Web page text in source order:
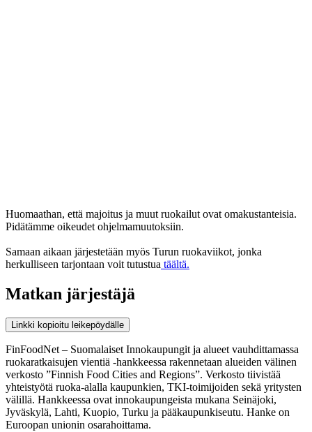
Huomaathan, että majoitus ja muut ruokailut ovat omakustanteisia.
Pidätämme oikeudet ohjelmamuutoksiin.
Samaan aikaan järjestetään myös Turun ruokaviikot, jonka
herkulliseen tarjontaan voit tutustua täältä.
Matkan järjestäjä
Linkki kopioitu leikepöydälle
FinFoodNet – Suomalaiset Innokaupungit ja alueet vauhdittamassa
ruokaratkaisujen vientiä -hankkeessa rakennetaan alueiden välinen
verkosto ”Finnish Food Cities and Regions”. Verkosto tiivistää
yhteistyötä ruoka-alalla kaupunkien, TKI-toimijoiden sekä yritysten
välillä. Hankkeessa ovat innokaupungeista mukana Seinäjoki,
Jyväskylä, Lahti, Kuopio, Turku ja pääkaupunkiseutu. Hanke on
Euroopan unionin osarahoittama.